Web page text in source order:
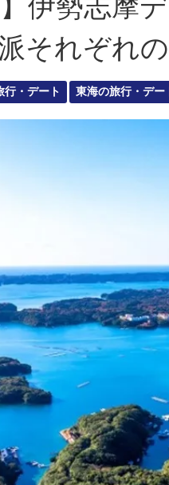
それぞれ
行・デート 東海の旅行・デー